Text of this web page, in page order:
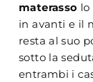
materasso lo
in avanti e il
resta al suo
sotto la
entrambi i